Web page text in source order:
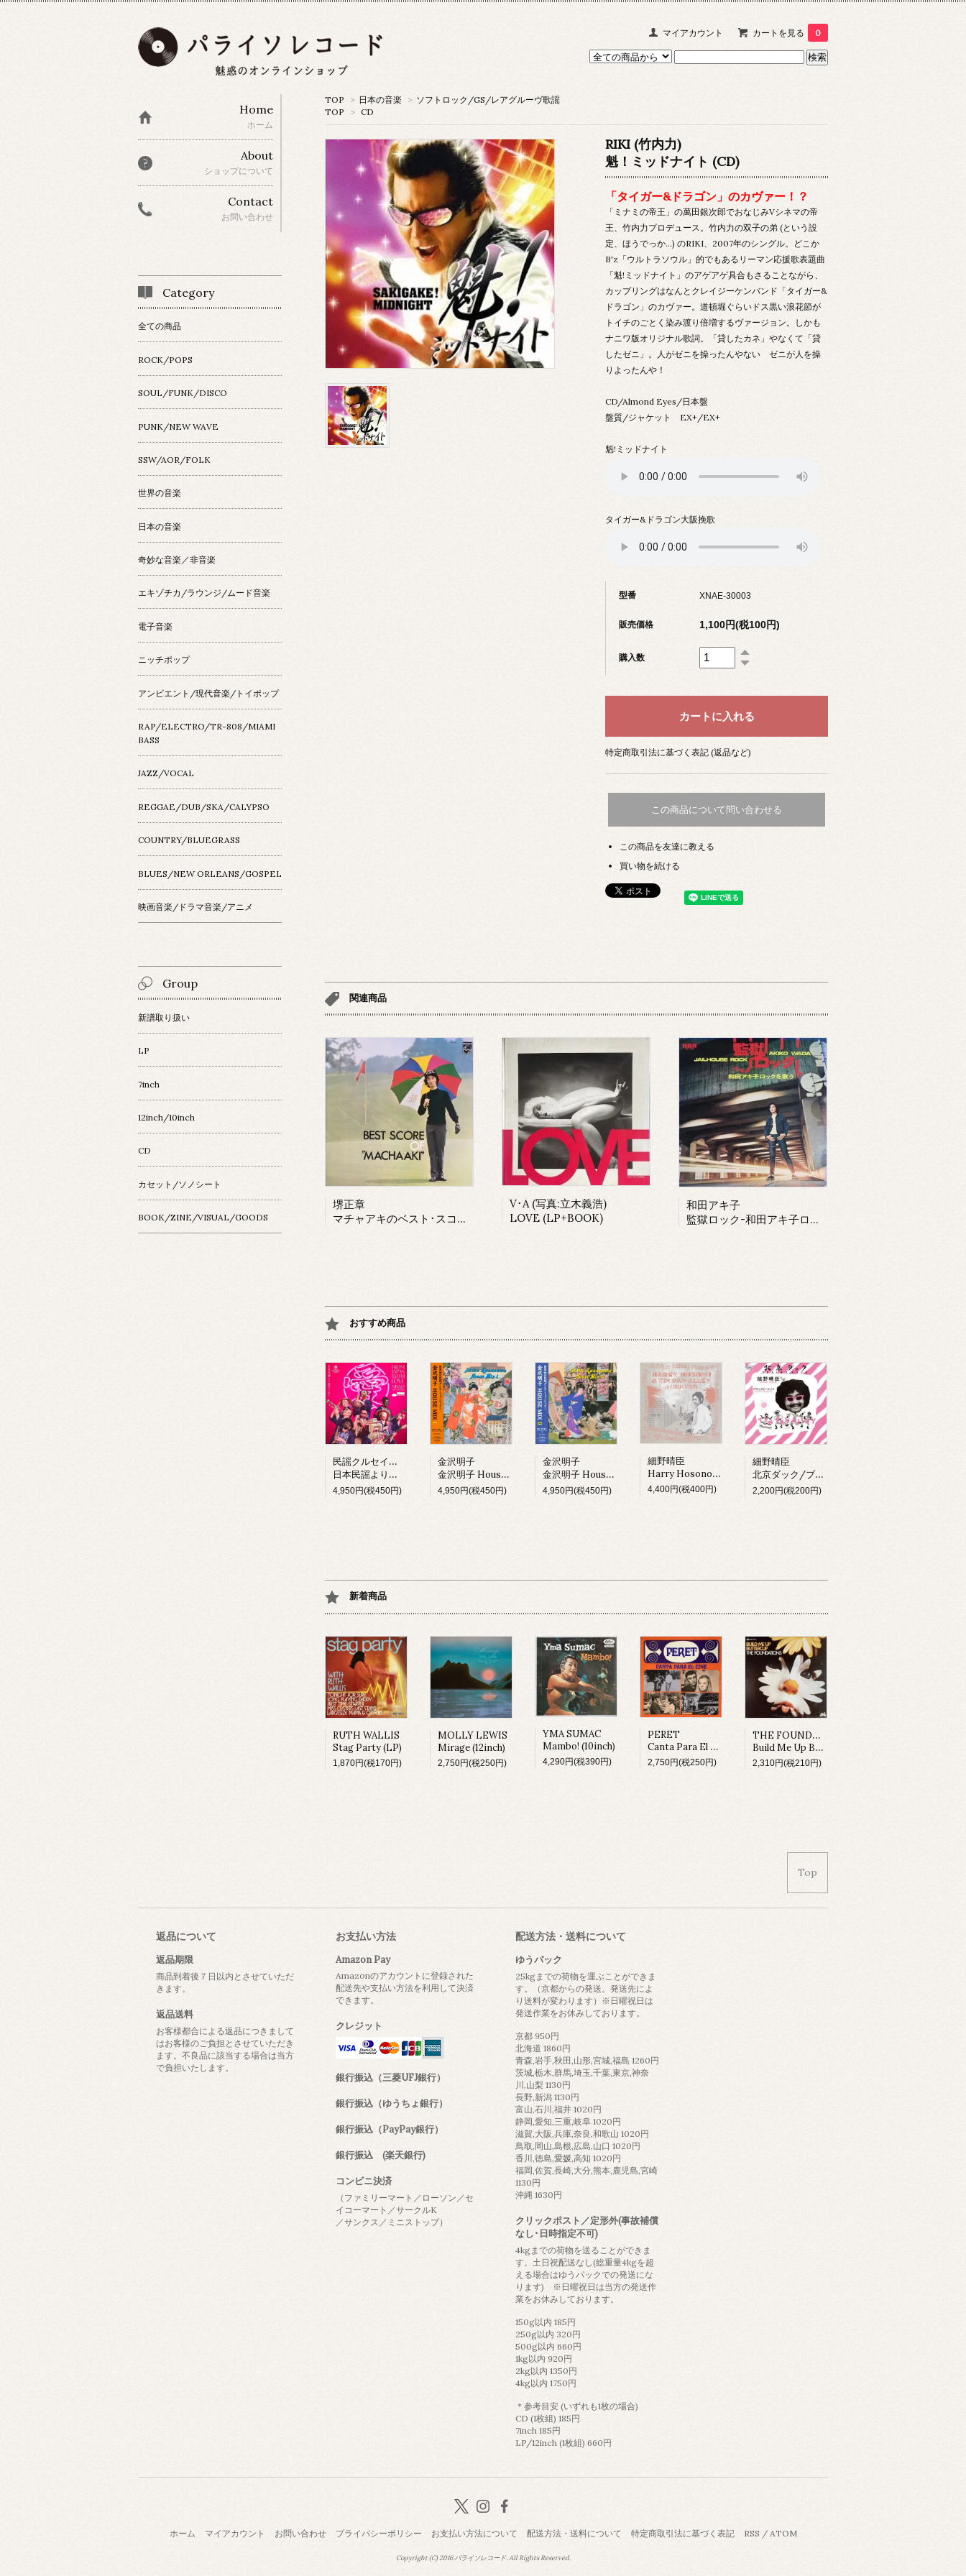
マイアカウント カートを見る 0
TOP > 日本の音楽 > ソフトロック/GS/レアグルーヴ歌謡
TOP
> CD
RIKI (竹内力)
魁！ミッドナイト (CD)
「タイガー&ドラゴン」のカヴァー！？
「ミナミの帝王」の萬田銀次郎でおなじみVシネマの帝
王、竹内力プロデュース。竹内力の双子の弟 (という設
定、ほうでっか…) のRIKI、2007年のシングル。どこか
B'z「ウルトラソウル」的でもあるリーマン応援歌表題曲
「魁!ミッドナイト」のアゲアゲ具合もさることながら、
カップリングはなんとクレイジーケンバンド「タイガー&
ドラゴン」のカヴァー。道頓堀ぐらいドス黒い浪花節が
トイチのごとく染み渡り倍増するヴァージョン。しかも
ナニワ版オリジナル歌詞。「貸したカネ」やなくて「貸
したゼニ」。人がゼニを操ったんやない ゼニが人を操
りよったんや！
CD/Almond Eyes/日本盤
盤質/ジャケット EX+/EX+
魁!ミッドナイト
タイガー&ドラゴン大阪挽歌
型番 XNAE-30003
販売価格 1,100円(税100円)
購入数
特定商取引法に基づく表記 (返品など)
この商品について問い合わせる
この商品を友達に教える
買い物を続ける
関連商品
堺正章
マチャアキのベスト･スコア (LP)
V･A (写真:立木義浩)
LOVE (LP+BOOK)
和田アキ子
監獄ロック-和田アキ子ロックを歌う-
おすすめ商品
民謡クルセイダーズ
日本民謡より愛をこめて (LP)
4,950円(税450円)
金沢明子
金沢明子 House Mix I (LP)
4,950円(税450円)
金沢明子
金沢明子 House Mix II (LP)
4,950円(税450円)
細野晴臣
Harry Hosono & Tin Pan Alley In China Town (LP)
4,400円(税400円)
細野晴臣
北京ダック/ブラックピーナッツ
2,200円(税200円)
新着商品
RUTH WALLIS
Stag Party (LP)
1,870円(税170円)
MOLLY LEWIS
Mirage (12inch)
2,750円(税250円)
YMA SUMAC
Mambo! (10inch)
4,290円(税390円)
PERET
Canta Para El Cine (LP)
2,750円(税250円)
THE FOUNDATIONS
Build Me Up Buttercup (LP)
2,310円(税210円)
Home
ホーム
About
ショップについて
Contact
お問い合わせ
Category
全ての商品
ROCK/POPS
SOUL/FUNK/DISCO
PUNK/NEW WAVE
SSW/AOR/FOLK
世界の音楽
日本の音楽
奇妙な音楽／非音楽
エキゾチカ/ラウンジ/ムード音楽
電子音楽
ニッチポップ
アンビエント/現代音楽/トイポップ
RAP/ELECTRO/TR-808/MIAMI
BASS
JAZZ/VOCAL
REGGAE/DUB/SKA/CALYPSO
COUNTRY/BLUEGRASS
BLUES/NEW ORLEANS/GOSPEL
映画音楽/ドラマ音楽/アニメ
Group
新譜取り扱い
LP
7inch
12inch/10inch
CD
カセット/ソノシート
BOOK/ZINE/VISUAL/GOODS
Top
返品について
返品期限
商品到着後７日以内とさせていただ
きます。
返品送料
お客様都合による返品につきまして
はお客様のご負担とさせていただき
ます。不良品に該当する場合は当方
で負担いたします。
お支払い方法
Amazon Pay
Amazonのアカウントに登録された
配送先や支払い方法を利用して決済
できます。
クレジット
銀行振込（三菱UFJ銀行）
銀行振込（ゆうちょ銀行）
銀行振込（PayPay銀行）
銀行振込 (楽天銀行)
コンビニ決済
（ファミリーマート／ローソン／セ
イコーマート／サークルK
／サンクス／ミニストップ）
配送方法・送料について
ゆうパック
25kgまでの荷物を運ぶことができま
す。（京都からの発送。発送先によ
り送料が変わります）※日曜祝日は
発送作業をお休みしております。
京都 950円
北海道 1860円
青森,岩手,秋田,山形,宮城,福島 1260円
茨城,栃木,群馬,埼玉,千葉,東京,神奈
川,山梨 1130円
長野,新潟 1130円
富山,石川,福井 1020円
静岡,愛知,三重,岐阜 1020円
滋賀,大阪,兵庫,奈良,和歌山 1020円
鳥取,岡山,島根,広島,山口 1020円
香川,徳島,愛媛,高知 1020円
福岡,佐賀,長崎,大分,熊本,鹿児島,宮崎
1130円
沖縄 1630円
クリックポスト／定形外(事故補償
なし･日時指定不可)
4kgまでの荷物を送ることができま
す。土日祝配送なし(総重量4kgを超
える場合はゆうパックでの発送にな
ります) ※日曜祝日は当方の発送作
業をお休みしております。
150g以内 185円
250g以内 320円
500g以内 660円
1kg以内 920円
2kg以内 1350円
4kg以内 1750円
＊参考目安 (いずれも1枚の場合)
CD (1枚組) 185円
7inch 185円
LP/12inch (1枚組) 660円
ホーム マイアカウント お問い合わせ プライバシーポリシー お支払い方法について 配送方法・送料について 特定商取引法に基づく表記 RSS / ATOM
Copyright (C) 2016 パライソレコード. All Rights Reserved.